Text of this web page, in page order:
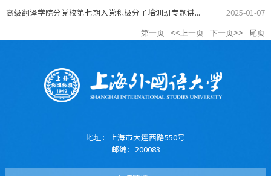
高级翻译学院分党校第七期入党积极分子培训班专题讲座回顾
2025-01-07
第一页 <<上一页 下一页>> 尾页
地址：上海市大连西路550号
邮编：200083